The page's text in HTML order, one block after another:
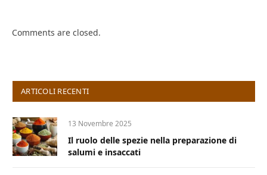
Comments are closed.
ARTICOLI RECENTI
13 Novembre 2025
Il ruolo delle spezie nella preparazione di
salumi e insaccati